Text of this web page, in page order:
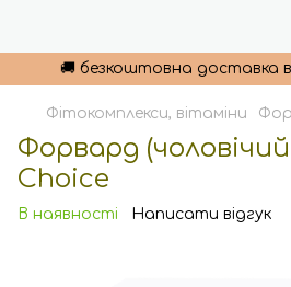
🚚 безкоштовна доставка
Фітокомплекси, вітаміни
Форвард
Choice
В наявності Написати відгук